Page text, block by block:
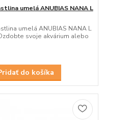
umelá ANUBIAS NANA L
umelá ANUBIAS NANA L
svoje akvárium alebo
do košíka